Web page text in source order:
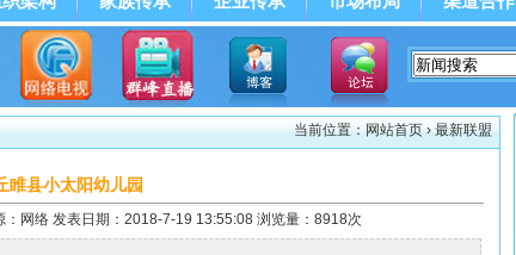
当前位置：网站首页› 最新联盟
睢县小太阳幼儿园
：网络 发表日期：2018-7-19 13:55:08 浏览量：8918次